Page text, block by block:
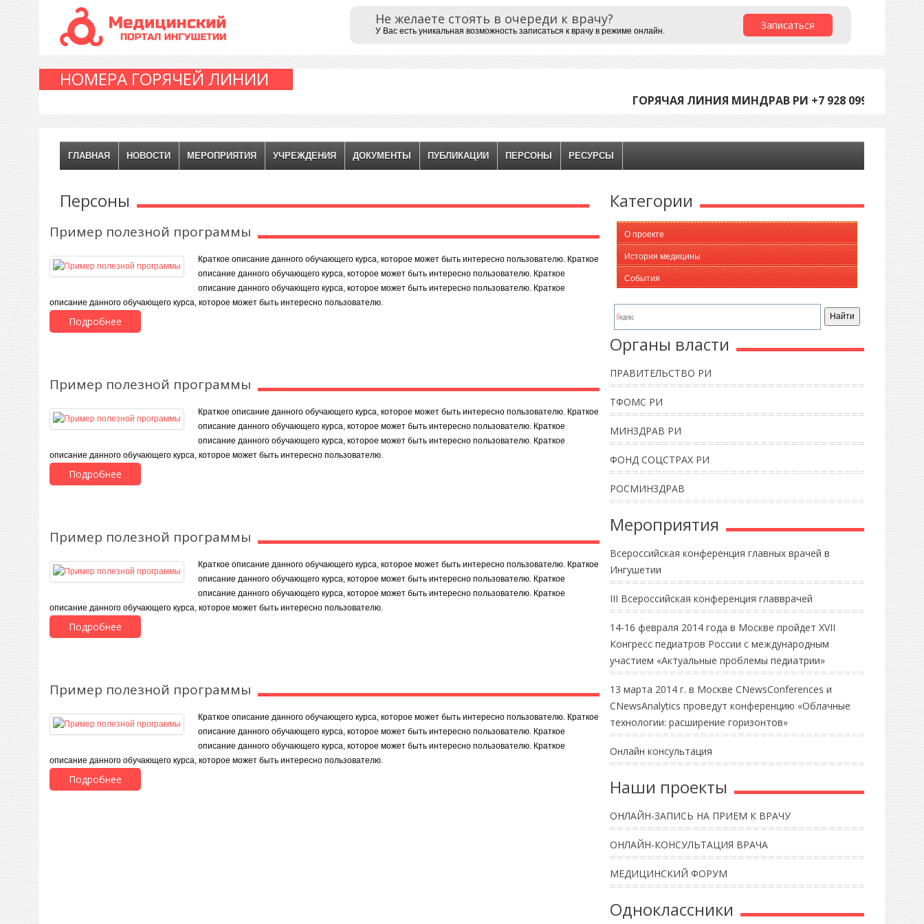
Записаться
Не желаете стоять в очереди к врачу?
У Вас есть уникальная возможность записаться к врачу в режиме онлайн.
НОМЕРА ГОРЯЧЕЙ ЛИНИИ
ГОРЯЧАЯ ЛИНИЯ МИНДРАВ РИ +7 928 099-05-45
ГЛАВНАЯ НОВОСТИ МЕРОПРИЯТИЯ УЧРЕЖДЕНИЯ ДОКУМЕНТЫ ПУБЛИКАЦИИ ПЕРСОНЫ РЕСУРСЫ
Персоны
Пример полезной программы
Краткое описание данного обучающего курса, которое может быть интересно пользователю. Краткое
описание данного обучающего курса, которое может быть интересно пользователю. Краткое
описание данного обучающего курса, которое может быть интересно пользователю. Краткое
описание данного обучающего курса, которое может быть интересно пользователю.
Подробнее
Пример полезной программы
Краткое описание данного обучающего курса, которое может быть интересно пользователю. Краткое
описание данного обучающего курса, которое может быть интересно пользователю. Краткое
описание данного обучающего курса, которое может быть интересно пользователю. Краткое
описание данного обучающего курса, которое может быть интересно пользователю.
Подробнее
Пример полезной программы
Краткое описание данного обучающего курса, которое может быть интересно пользователю. Краткое
описание данного обучающего курса, которое может быть интересно пользователю. Краткое
описание данного обучающего курса, которое может быть интересно пользователю. Краткое
описание данного обучающего курса, которое может быть интересно пользователю.
Подробнее
Пример полезной программы
Краткое описание данного обучающего курса, которое может быть интересно пользователю. Краткое
описание данного обучающего курса, которое может быть интересно пользователю. Краткое
описание данного обучающего курса, которое может быть интересно пользователю. Краткое
описание данного обучающего курса, которое может быть интересно пользователю.
Подробнее
Категории
О проекте
История медицины
События
Органы власти
ПРАВИТЕЛЬСТВО РИ
ТФОМС РИ
МИНЗДРАВ РИ
ФОНД СОЦСТРАХ РИ
РОСМИНЗДРАВ
Мероприятия
Всероссийская конференция главных врачей в
Ингушетии
III Всероссийская конференция главврачей
14-16 февраля 2014 года в Москве пройдет XVII
Конгресс педиатров России с международным
участием «Актуальные проблемы педиатрии»
13 марта 2014 г. в Москве CNewsConferences и
CNewsAnalytics проведут конференцию «Облачные
технологии: расширение горизонтов»
Онлайн консультация
Наши проекты
ОНЛАЙН-ЗАПИСЬ НА ПРИЕМ К ВРАЧУ
ОНЛАЙН-КОНСУЛЬТАЦИЯ ВРАЧА
МЕДИЦИНСКИЙ ФОРУМ
Одноклассники